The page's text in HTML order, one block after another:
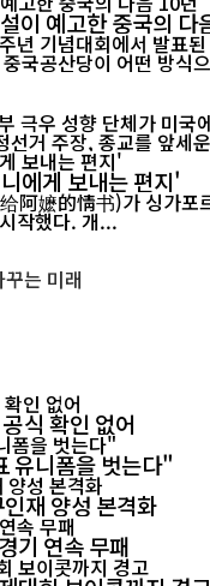
예고한 중국의 다
기념대회에서 발표
국공산당이 어떤 방식
극우 성향 단체가 미
거 주장, 종교를 앞세
에게 보내는 편지'
싱가포르에서 개봉과 동
작했다. 개...
식 확인 없어
유니폼을 벗는다"
재 양성 본격화
기 연속 무패